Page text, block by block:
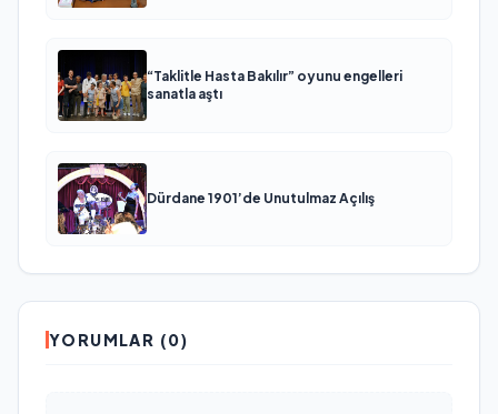
“Taklitle Hasta Bakılır” oyunu engelleri
sanatla aştı
Dürdane 1901’de Unutulmaz Açılış
YORUMLAR (0)